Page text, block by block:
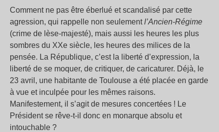
Comment ne pas être éberlué et scandalisé par cette
agression, qui rappelle non seulementl’Ancien-Régime
(crime de lèse-majesté), mais aussi les heures les plus
sombres du XXe siècle, les heures des milices de la
pensée. La République, c’est la liberté d’expression, la
liberté de se moquer, de critiquer, de caricaturer. Déjà, le
23 avril, une habitante de Toulouse a été placée en garde
à vue et inculpée pour les mêmes raisons.
Manifestement, il s’agit de mesures concertées ! Le
Président se rêve-t-il donc en monarque absolu et
intouchable ?